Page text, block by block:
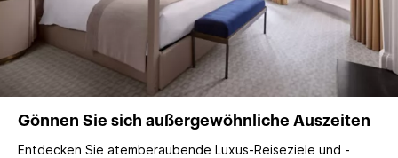
Gönnen Sie sich außergewöhnliche Auszeiten
Entdecken Sie atemberaubende Luxus-Reiseziele und -